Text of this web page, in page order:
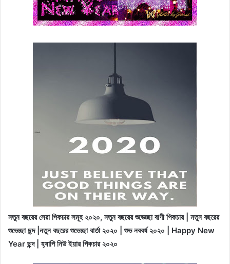
নতুন বছরের সেরা পিকচার সমূহ ২০২০, নতুন বছরের শুভেচ্ছা বাণী পিকচার | নতুন বছরের
শুভেচ্ছা ছন্দ |নতুন বছরের শুভেচ্ছা বার্তা ২০২০ | শুভ নববর্ষ ২০২০ | Happy New
Year ছন্দ | হ্যাপি নিউ ইয়ার পিকচার ২০২০